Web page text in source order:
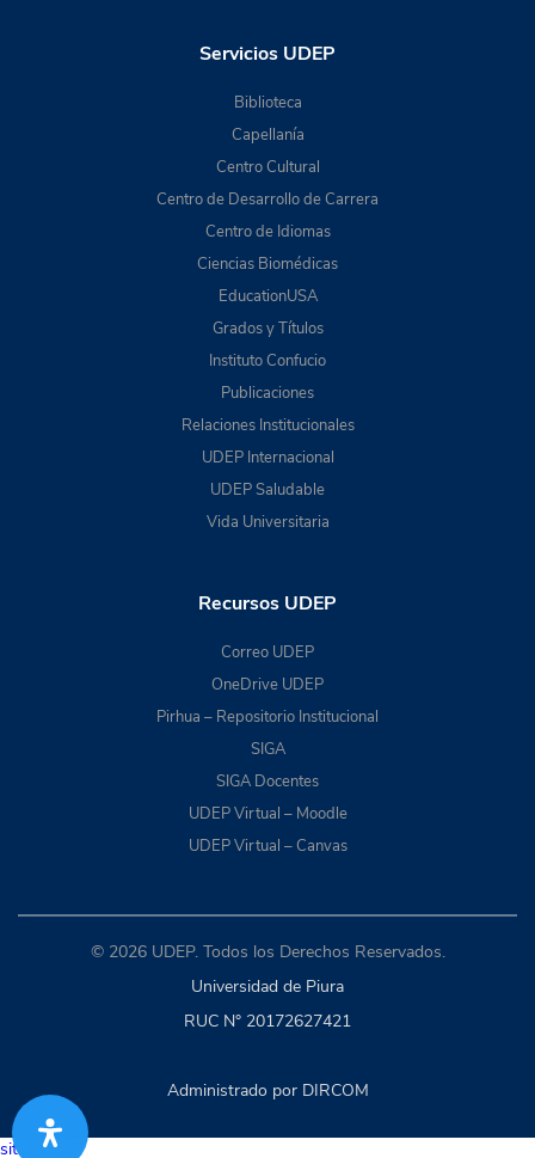
Servicios UDEP
Biblioteca
Capellanía
Centro Cultural
Centro de Desarrollo de Carrera
Centro de Idiomas
Ciencias Biomédicas
EducationUSA
Grados y Títulos
Instituto Confucio
Publicaciones
Relaciones Institucionales
UDEP Internacional
UDEP Saludable
Vida Universitaria
Recursos UDEP
Correo UDEP
OneDrive UDEP
Pirhua – Repositorio Institucional
SIGA
SIGA Docentes
UDEP Virtual – Moodle
UDEP Virtual – Canvas
© 2026 UDEP. Todos los Derechos Reservados.
Universidad de Piura
RUC N° 20172627421
Administrado por DIRCOM
situs togel